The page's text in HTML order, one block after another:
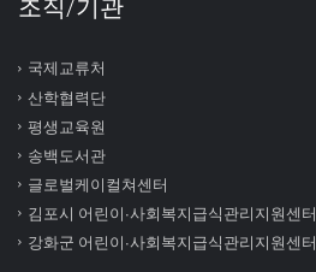
조직/기관
국제교류처
산학협력단
평생교육원
송백도서관
글로벌케이컬쳐센터
김포시 어린이∙사회복지급식관리지원센터
강화군 어린이∙사회복지급식관리지원센터